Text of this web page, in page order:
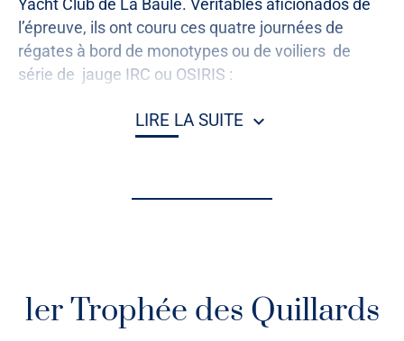
Yacht Club de La Baule. Véritables aficionados de
l’épreuve, ils ont couru ces quatre journées de
régates à bord de monotypes ou de voiliers de
série de jauge IRC ou OSIRIS :
surWhim vainqueur en IRC 0,
Fabrice Denoualsur le Grand SurpriseDiplodocus
LIRE LA SUITE
1er Trophée des Quillards